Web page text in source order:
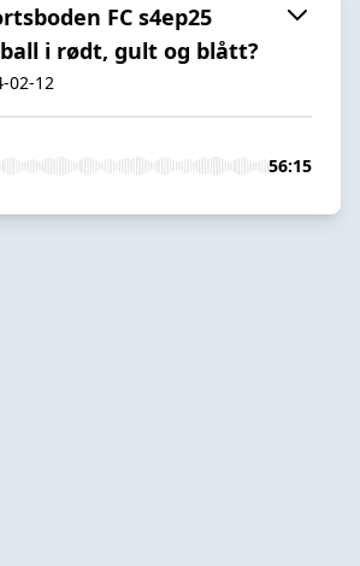
FC s4ep25
i rødt, gult og blått?
02-12
56:15